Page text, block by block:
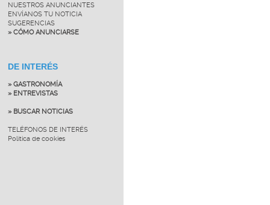
NUESTROS ANUNCIANTES
ENVÍANOS TU NOTICIA
SUGERENCIAS
» CÓMO ANUNCIARSE
DE INTERÉS
» GASTRONOMÍA
» ENTREVISTAS
» BUSCAR NOTICIAS
TELÉFONOS DE INTERÉS
Política de cookies